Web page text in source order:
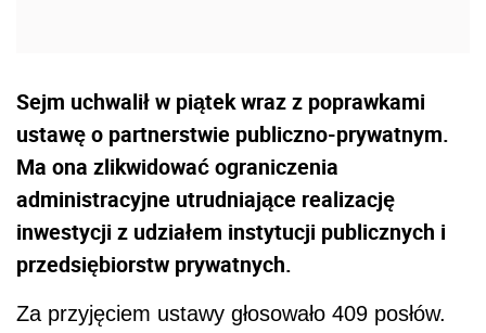
Sejm uchwalił w piątek wraz z poprawkami
ustawę o partnerstwie publiczno-prywatnym.
Ma ona zlikwidować ograniczenia
administracyjne utrudniające realizację
inwestycji z udziałem instytucji publicznych i
przedsiębiorstw prywatnych.
Za przyjęciem ustawy głosowało 409 posłów.